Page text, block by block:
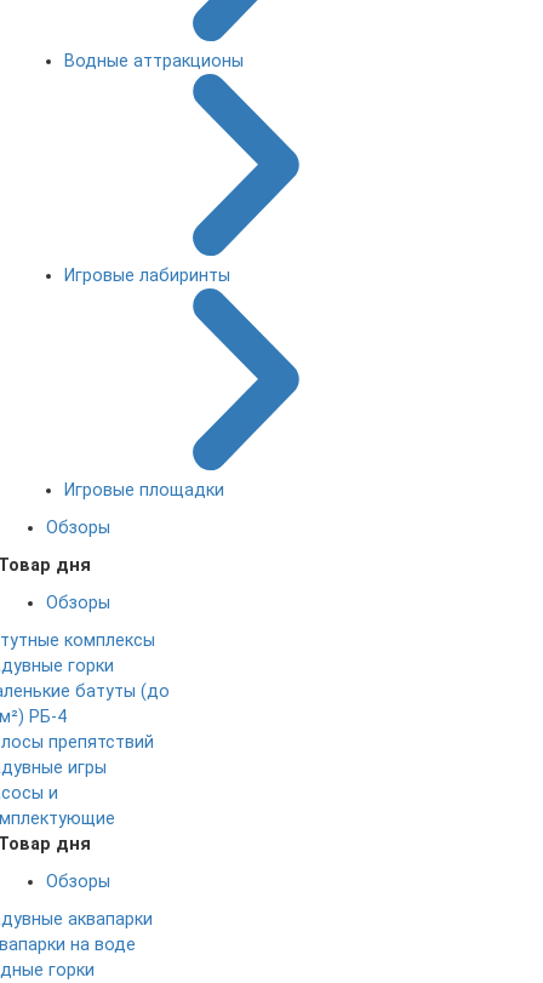
Водные аттракционы
Игровые лабиринты
Игровые площадки
Обзоры
дня
Обзоры
комплексы
горки
батуты (до
РБ-4
препятствий
игры
и
дня
Обзоры
аквапарки
на воде
горки